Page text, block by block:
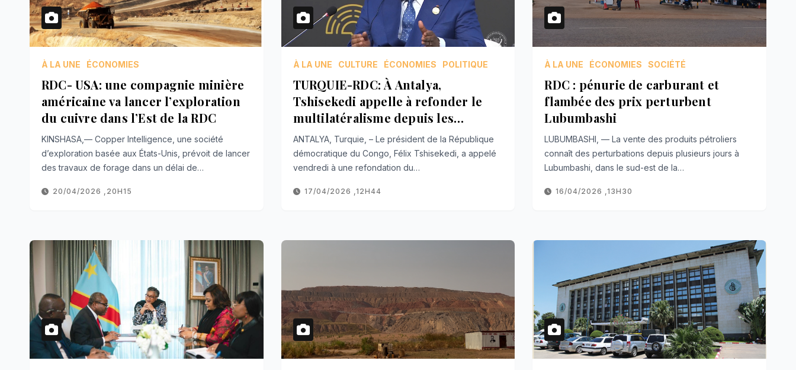
À LA UNE ÉCONOMIES
RDC- USA: une compagnie minière
américaine va lancer l’exploration
du cuivre dans l’Est de la RDC
KINSHASA,— Copper Intelligence, une société
d’exploration basée aux États-Unis, prévoit de lancer
des travaux de forage dans un délai de…
20/04/2026 ,20H15
À LA UNE CULTURE ÉCONOMIES POLITIQUE
TURQUIE-RDC: À Antalya,
Tshisekedi appelle à refonder le
multilatéralisme depuis les
dynamiques régionales
ANTALYA, Turquie, – Le président de la République
démocratique du Congo, Félix Tshisekedi, a appelé
vendredi à une refondation du…
17/04/2026 ,12H44
À LA UNE ÉCONOMIES SOCIÉTÉ
RDC : pénurie de carburant et
flambée des prix perturbent
Lubumbashi
LUBUMBASHI, — La vente des produits pétroliers
connaît des perturbations depuis plusieurs jours à
Lubumbashi, dans le sud-est de la…
16/04/2026 ,13H30